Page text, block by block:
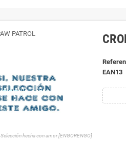
Selección hecha con amor [ENGORENGO]
EAN13